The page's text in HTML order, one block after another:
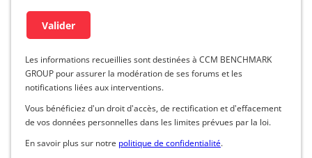
Les informations recueillies sont destinées à CCM BENCHMARK
GROUP pour assurer la modération de ses forums et les
notifications liées aux interventions.
Vous bénéficiez d'un droit d'accès, de rectification et d'effacement
de vos données personnelles dans les limites prévues par la loi.
En savoir plus sur notre politique de confidentialité.